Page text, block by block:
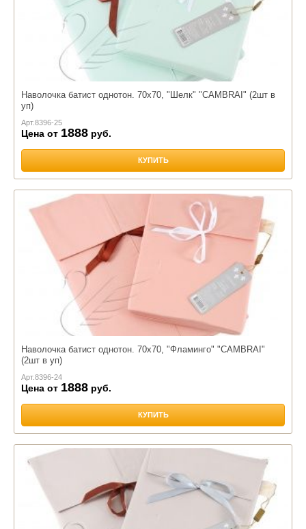
Наволочка батист однотон. 70х70, "Шелк" "CAMBRAI" (2шт в
уп)
Арт.8396-25
Цена от 1888 руб.
КУПИТЬ
Наволочка батист однотон. 70х70, "Фламинго" "CAMBRAI"
(2шт в уп)
Арт.8396-24
Цена от 1888 руб.
КУПИТЬ